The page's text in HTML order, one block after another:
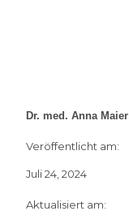
Dr. med. Anna Maier
Veröffentlicht am:
Juli 24, 2024
Aktualisiert am: